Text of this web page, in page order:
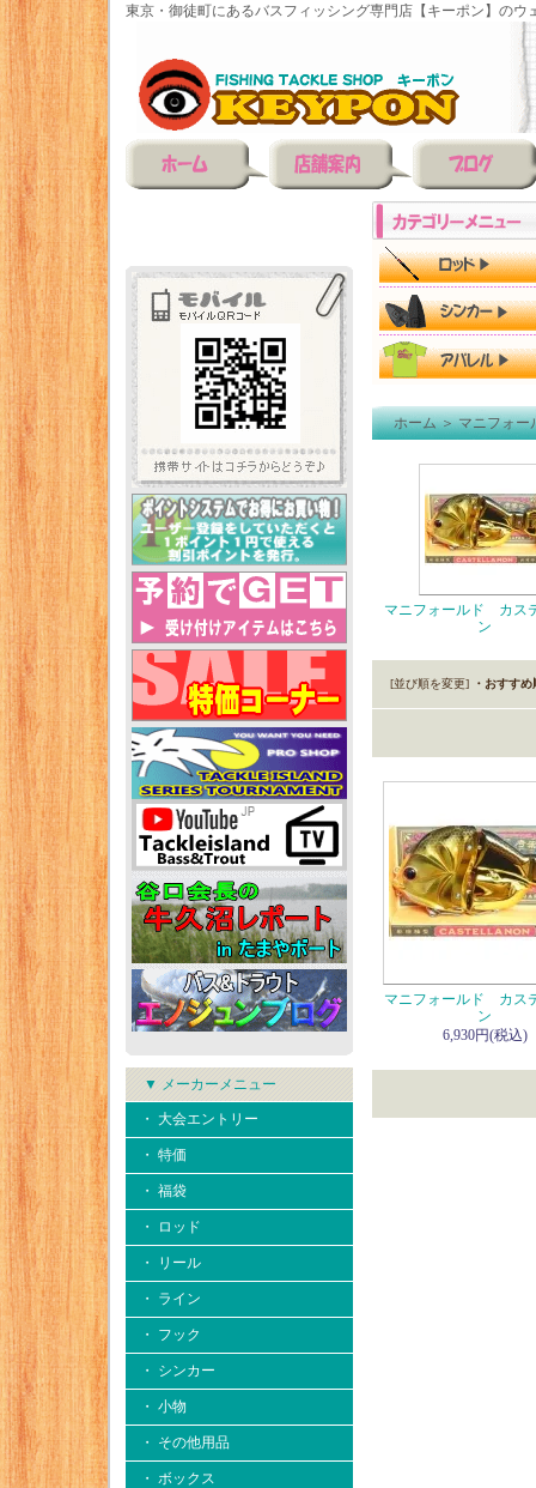
東京・御徒町にあるバスフィッシング専門店【キーポン】のウ
▼ メーカーメニュー
・ 大会エントリー
・ 特価
・ 福袋
・ ロッド
・ リール
・ ライン
・ フック
・ シンカー
・ 小物
・ その他用品
・ ボックス
ホーム＞マニフォー
マニフォールド カス
ン
[並び順を変更] ・おすすめ
マニフォールド カス
ン
6,930円(税込)